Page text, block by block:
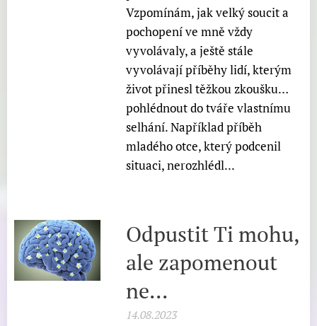
Vzpomínám, jak velký soucit a
pochopení ve mně vždy
vyvolávaly, a ještě stále
vyvolávají příběhy lidí, kterým
život přinesl těžkou zkoušku…
pohlédnout do tváře vlastnímu
selhání. Například příběh
mladého otce, který podcenil
situaci, nerozhlédl...
Odpustit Ti mohu,
ale zapomenout
ne...
14.08.2023